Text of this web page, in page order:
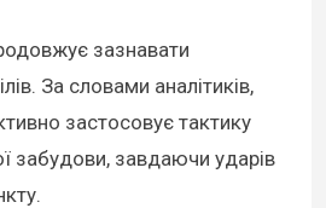
зазнавати
За словами аналітиків,
застосовує тактику
забудови, завдаючи ударів